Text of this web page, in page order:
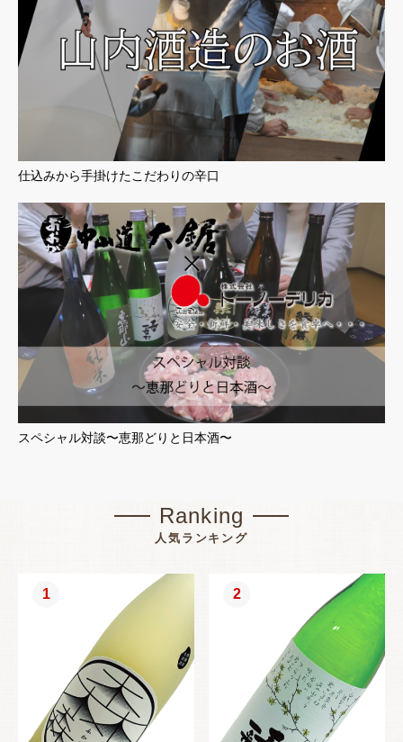
仕込みから手掛けたこだわりの辛口
スペシャル対談〜恵那どりと日本酒〜
Ranking
人気ランキング
1 2